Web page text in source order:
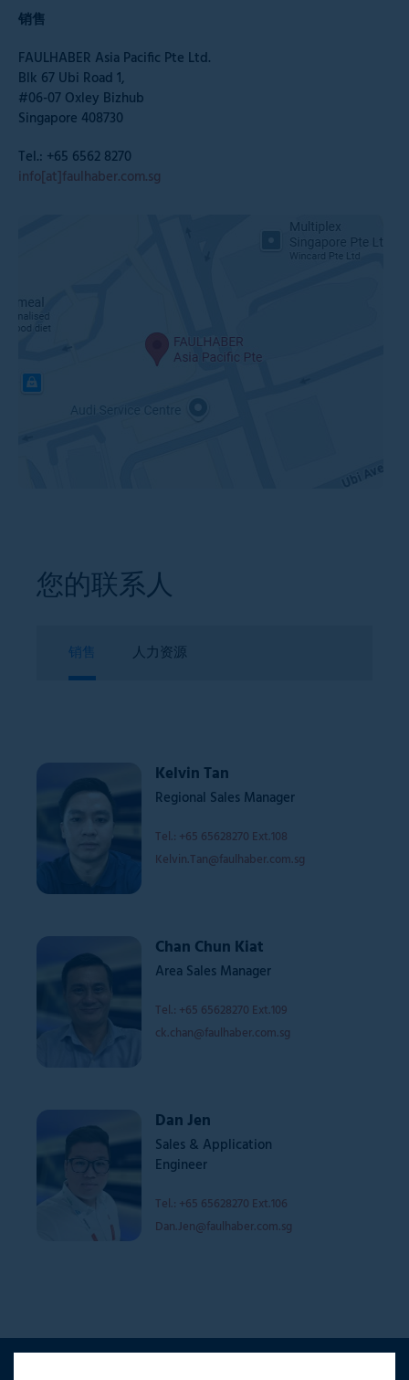
销售
FAULHABER Asia Pacific Pte Ltd.
Blk 67 Ubi Road 1,
#06-07 Oxley Bizhub
Singapore 408730
Tel.: +65 6562 8270
info[at]faulhaber.com.sg
您的联系人
销售 人力资源
Kelvin Tan
Regional Sales Manager
Tel.: +65 65628270 Ext.108
Kelvin.Tan@faulhaber.com.sg
Chan Chun Kiat
Area Sales Manager
Tel.: +65 65628270 Ext.109
ck.chan@faulhaber.com.sg
Dan Jen
Sales & Application
Engineer
Tel.: +65 65628270 Ext.106
Dan.Jen@faulhaber.com.sg